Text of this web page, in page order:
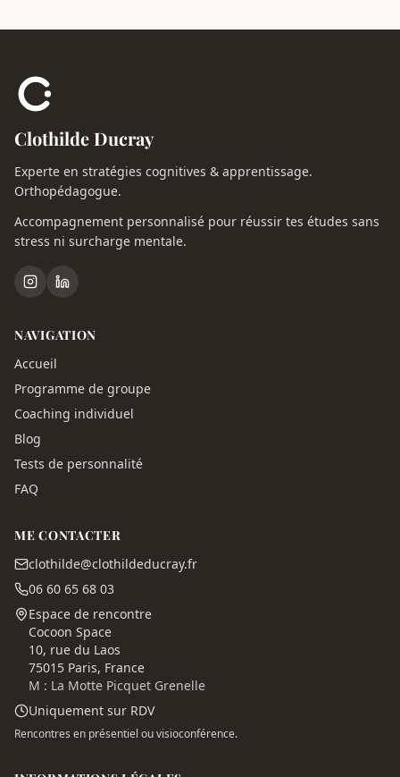
Clothilde Ducray
Experte en stratégies cognitives & apprentissage.
Orthopédagogue.
Accompagnement personnalisé pour réussir tes études sans
stress ni surcharge mentale.
NAVIGATION
Accueil
Programme de groupe
Coaching individuel
Blog
Tests de personnalité
FAQ
ME CONTACTER
clothilde@clothildeducray.fr
06 60 65 68 03
Espace de rencontre
Cocoon Space
10, rue du Laos
75015 Paris, France
M : La Motte Picquet Grenelle
Uniquement sur RDV
Rencontres en présentiel ou visioconférence.